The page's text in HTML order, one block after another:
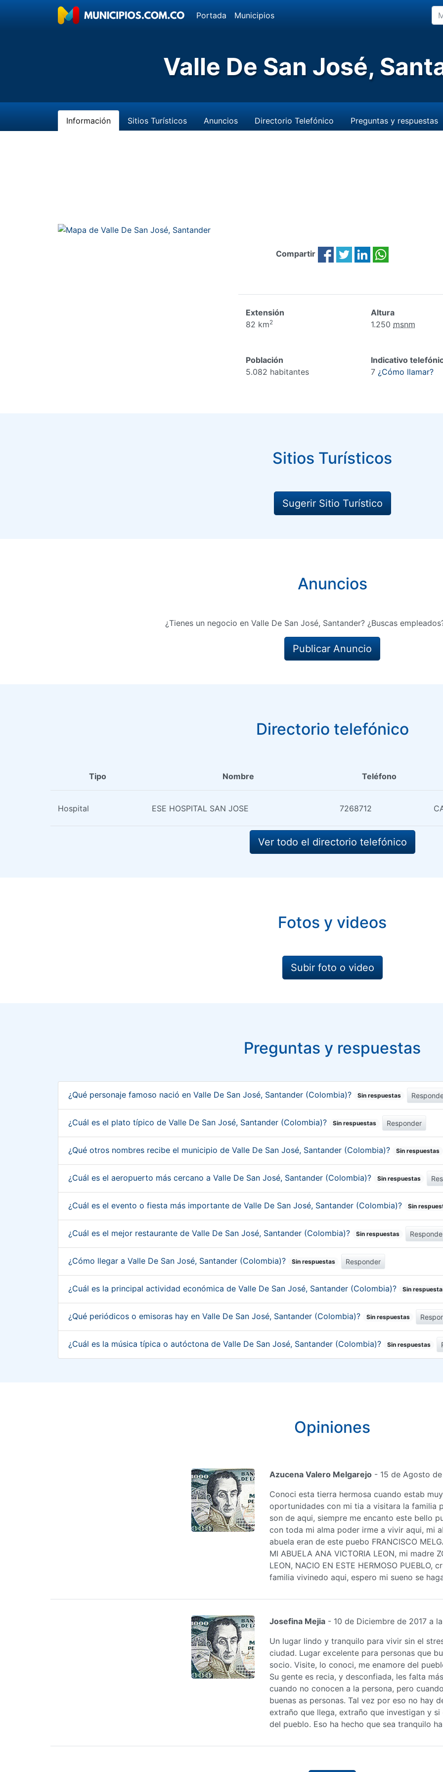
Portada Municipios
Valle De San José,
Información Sitios Turísticos Anuncios Directorio Telefónico Preguntas y respuestas
Compartir
Extensión
82 km2
Altura
1.250 msnm
Población
5.082 habitantes
Indicativo
7 ¿Cómo llamar?
Sitios Turísticos
Sugerir Sitio Turístico
Anuncios
¿Tienes un negocio en Valle De San José, Santander? ¿Buscas
Publicar Anuncio
Directorio telefónico
Tipo Nombre Teléfono
Hospital ESE HOSPITAL SAN JOSE 7268712
Ver todo el directorio telefónico
Fotos y videos
Subir foto o video
Preguntas y respuestas
¿Qué personaje famoso nació en Valle De San José, Santander (Colombia)? Sin respuestas
¿Cuál es el plato típico de Valle De San José, Santander (Colombia)? Sin respuestas Responder
¿Qué otros nombres recibe el municipio de Valle De San José, Santander (Colombia)? Sin respuestas
¿Cuál es el aeropuerto más cercano a Valle De San José, Santander (Colombia)? Sin respuestas
¿Cuál es el evento o fiesta más importante de Valle De San José, Santander (Colombia)? Sin
¿Cuál es el mejor restaurante de Valle De San José, Santander (Colombia)? Sin respuestas
¿Cómo llegar a Valle De San José, Santander (Colombia)? Sin respuestas Responder
¿Cuál es la principal actividad económica de Valle De San José, Santander (Colombia)? Sin
¿Qué periódicos o emisoras hay en Valle De San José, Santander (Colombia)? Sin respuestas
¿Cuál es la música típica o autóctona de Valle De San José, Santander (Colombia)? Sin respuestas
Opiniones
Azucena Valero Melgarejo- 15 de Agosto de
Conoci esta tierra hermosa cuando estab
oportunidades con mi tia a visitara la familia
son de aqui, siempre me encanto este bello
con toda mi alma poder irme a vivir aqui, mi
abuela eran de este puebo FRANCISCO
MI ABUELA ANA VICTORIA LEON, mi madre
LEON, NACIO EN ESTE HERMOSO PUEBLO,
familia vivinedo aqui, espero mi sueno se
Josefina Mejia- 10 de Diciembre de 2017 a
Un lugar lindo y tranquilo para vivir sin el
ciudad. Lugar excelente para personas que
socio. Visite, lo conoci, me enamore del
Su gente es recia, y desconfiada, les falta
cuando no conocen a la persona, pero
buenas as personas. Tal vez por eso no hay
extraño que llega, extraño que investigan y si
del pueblo. Eso ha hecho que sea tranquilo